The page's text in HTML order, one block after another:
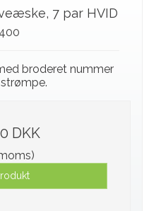
7 par HVID
broderet nummer
DKK